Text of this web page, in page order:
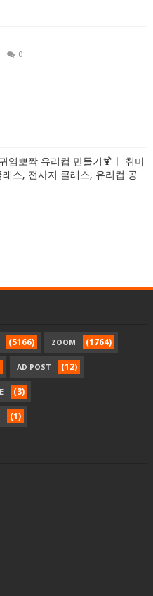
0
염뽀짝 유리컵 만들기🍹ㅣ 취미
스, 전사지 클래스, 유리컵 공
(5166) ZOOM (1764)
AD POST (12)
(3)
(1)